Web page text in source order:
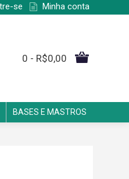
se Minha conta
0 - R$0,00
BASES E MASTROS